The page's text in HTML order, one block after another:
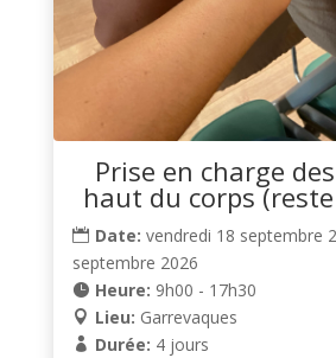
Prise en charge
haut du corps
Date: vendredi 18 septembre
septembre 2026
Heure: 9h00 - 17h30
Lieu: Garrevaques
Durée: 4 jours